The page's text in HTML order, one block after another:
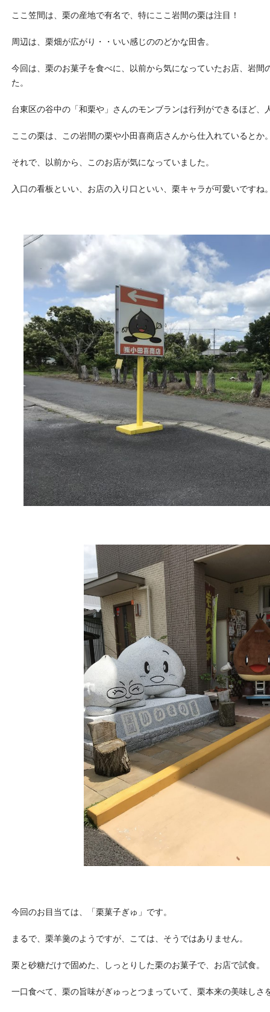
ここ笠間は、栗の産地で有名で、特にここ岩間の栗は注目！
周辺は、栗畑が広がり・・いい感じののどかな田舎。
今回は、栗のお菓子を食べに、以前から気になっていたお店、岩間
た。
台東区の谷中の「和栗や」さんのモンブランは行列ができるほど、
ここの栗は、この岩間の栗や小田喜商店さんから仕入れているとか
それで、以前から、このお店が気になっていました。
入口の看板といい、お店の入り口といい、栗キャラが可愛いですね
今回のお目当ては、「栗菓子ぎゅ」です。
まるで、栗羊羹のようですが、こては、そうではありません。
栗と砂糖だけで固めた、しっとりした栗のお菓子で、お店で試食。
一口食べて、栗の旨味がぎゅっとつまっていて、栗本来の美味しさ